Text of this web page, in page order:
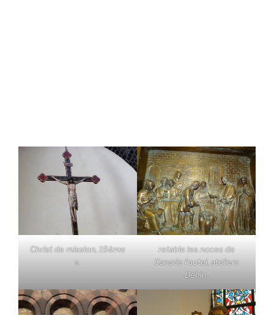
Christ de mission, 19ème
s.
retable les noces de
Canade l'autel, ateliers
Dehin,